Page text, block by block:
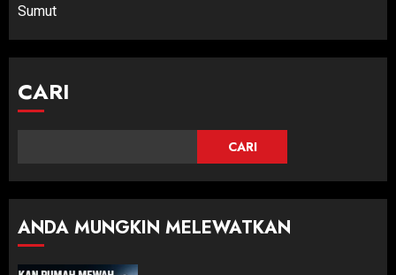
Sumut
CARI
CARI
ANDA MUNGKIN MELEWATKAN